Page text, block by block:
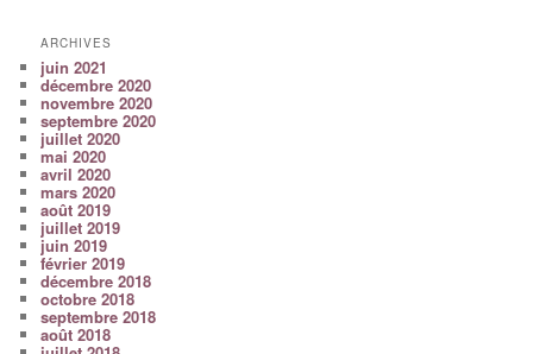
ARCHIVES
juin 2021
décembre 2020
novembre 2020
septembre 2020
juillet 2020
mai 2020
avril 2020
mars 2020
août 2019
juillet 2019
juin 2019
février 2019
décembre 2018
octobre 2018
septembre 2018
août 2018